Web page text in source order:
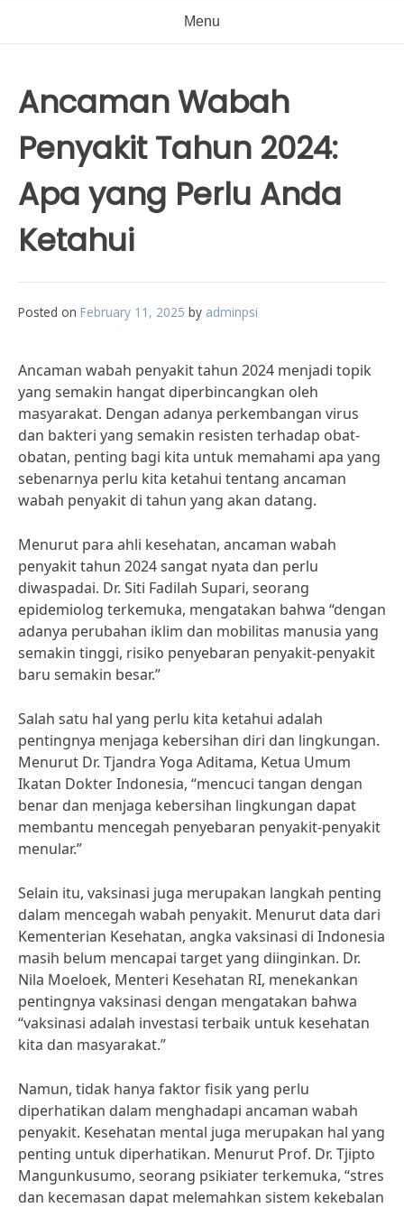
Menu
Ancaman Wabah
Penyakit Tahun 2024:
Apa yang Perlu Anda
Ketahui
Posted on February 11, 2025 by adminpsi
Ancaman wabah penyakit tahun 2024 menjadi topik
yang semakin hangat diperbincangkan oleh
masyarakat. Dengan adanya perkembangan virus
dan bakteri yang semakin resisten terhadap obat-
obatan, penting bagi kita untuk memahami apa yang
sebenarnya perlu kita ketahui tentang ancaman
wabah penyakit di tahun yang akan datang.
Menurut para ahli kesehatan, ancaman wabah
penyakit tahun 2024 sangat nyata dan perlu
diwaspadai. Dr. Siti Fadilah Supari, seorang
epidemiolog terkemuka, mengatakan bahwa “dengan
adanya perubahan iklim dan mobilitas manusia yang
semakin tinggi, risiko penyebaran penyakit-penyakit
baru semakin besar.”
Salah satu hal yang perlu kita ketahui adalah
pentingnya menjaga kebersihan diri dan lingkungan.
Menurut Dr. Tjandra Yoga Aditama, Ketua Umum
Ikatan Dokter Indonesia, “mencuci tangan dengan
benar dan menjaga kebersihan lingkungan dapat
membantu mencegah penyebaran penyakit-penyakit
menular.”
Selain itu, vaksinasi juga merupakan langkah penting
dalam mencegah wabah penyakit. Menurut data dari
Kementerian Kesehatan, angka vaksinasi di Indonesia
masih belum mencapai target yang diinginkan. Dr.
Nila Moeloek, Menteri Kesehatan RI, menekankan
pentingnya vaksinasi dengan mengatakan bahwa
“vaksinasi adalah investasi terbaik untuk kesehatan
kita dan masyarakat.”
Namun, tidak hanya faktor fisik yang perlu
diperhatikan dalam menghadapi ancaman wabah
penyakit. Kesehatan mental juga merupakan hal yang
penting untuk diperhatikan. Menurut Prof. Dr. Tjipto
Mangunkusumo, seorang psikiater terkemuka, “stres
dan kecemasan dapat melemahkan sistem kekebalan